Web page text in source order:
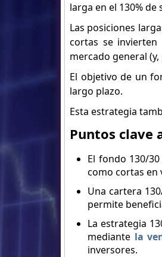
larga en el 130%
Las posiciones
cortas se
mercado general
El objetivo de un
largo plazo.
Esta estrategia
Puntos clave
El fondo 130/
como cortas en
Una cartera
permite
La estrategia
mediante la
inversores.